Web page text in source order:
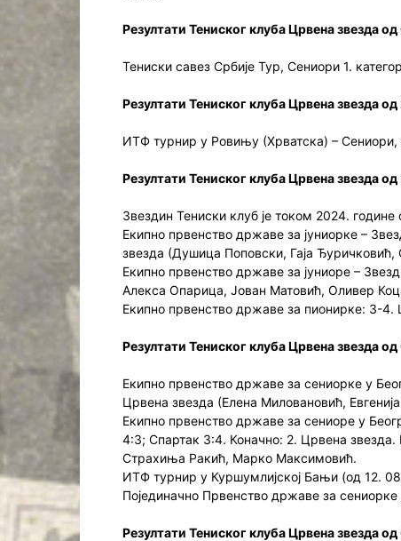
Резултати Тениског клуба Црвена звезда
Тениски савез Србије Тур, Сениори 1.
Резултати Тениског клуба Црвена звезда
ИТФ турнир у Ровињу (Хрватска) –
Резултати Тениског клуба Црвена звезда
Звездин Тениски клуб је током 2024.
Екипно првенство државе за јуниорке –
звезда (Душица Поповски, Гаја
Екипно првенство државе за јуниоре –
Алекса Опарица, Јован Матовић, Оливер
Екипно првенство државе за пионирке: 3-4.
Резултати Тениског клуба Црвена звезда
Екипно првенство државе за сениорке у
Црвена звезда (Елена Миловановић,
Екипно првенство државе за сениоре у
4:3; Спартак 3:4. Коначно: 2. Црвена
Страхиња Ракић, Марко Максимовић.
ИТФ турнир у Куршумлијској Бањи (од 12.
Појединачно Првенство државе за
Резултати Тениског клуба Црвена звезда